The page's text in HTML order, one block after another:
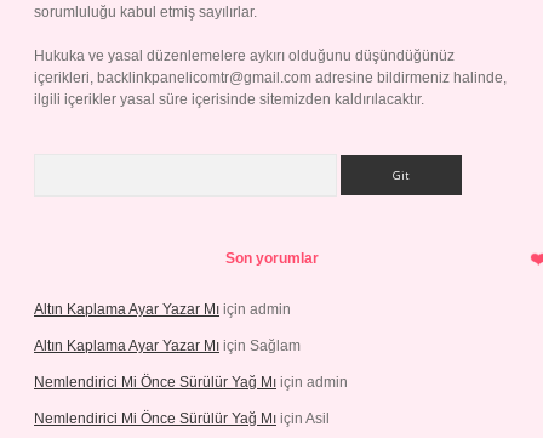
sorumluluğu kabul etmiş sayılırlar.
Hukuka ve yasal düzenlemelere aykırı olduğunu düşündüğünüz
içerikleri, backlinkpanelicomtr@gmail.com adresine bildirmeniz halinde,
ilgili içerikler yasal süre içerisinde sitemizden kaldırılacaktır.
Son yorumlar
Altın Kaplama Ayar Yazar Mı için admin
Altın Kaplama Ayar Yazar Mı için Sağlam
Nemlendirici Mi Önce Sürülür Yağ Mı için admin
Nemlendirici Mi Önce Sürülür Yağ Mı için Asil